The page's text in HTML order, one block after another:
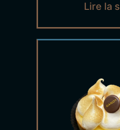
Lire la